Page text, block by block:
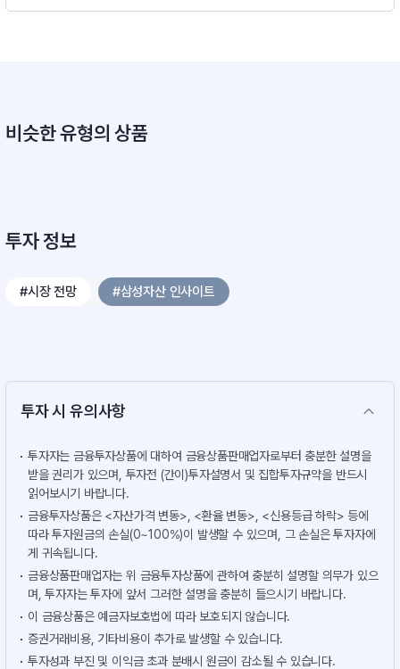
비슷한 유형의 상품
투자 정보
#시장 전망 #삼성자산 인사이트
투자 시 유의사항
투자자는 금융투자상품에 대하여 금융상품판매업자로부터 충분한 설명을
받을 권리가 있으며, 투자전 (간이)투자설명서 및 집합투자규약을 반드시
읽어보시기 바랍니다.
금융투자상품은 <자산가격 변동>, <환율 변동>, <신용등급 하락> 등에
따라 투자원금의 손실(0~100%)이 발생할 수 있으며, 그 손실은 투자자에
게 귀속됩니다.
금융상품판매업자는 위 금융투자상품에 관하여 충분히 설명할 의무가 있으
며, 투자자는 투자에 앞서 그러한 설명을 충분히 들으시기 바랍니다.
이 금융상품은 예금자보호법에 따라 보호되지 않습니다.
증권거래비용, 기타비용이 추가로 발생할 수 있습니다.
투자성과 부진 및 이익금 초과 분배시 원금이 감소될 수 있습니다.